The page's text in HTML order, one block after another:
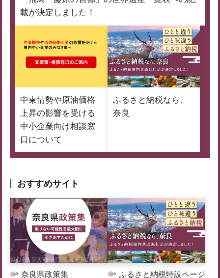
載が決定しました！
中東情勢や原油価格
上昇の影響を受ける
中小企業向け相談窓
口について
ふるさと納税なら、
奈良
おすすめサイト
奈良県政策集 ふるさと納税特設ページ